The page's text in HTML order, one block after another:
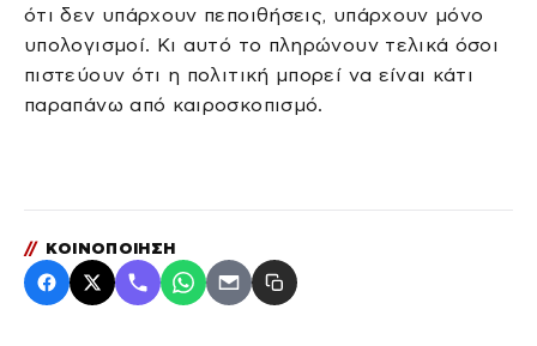
ότι δεν υπάρχουν πεποιθήσεις, υπάρχουν μόνο
υπολογισμοί. Κι αυτό το πληρώνουν τελικά όσοι
πιστεύουν ότι η πολιτική μπορεί να είναι κάτι
παραπάνω από καιροσκοπισμό.
// ΚΟΙΝΟΠΟΙΗΣΗ